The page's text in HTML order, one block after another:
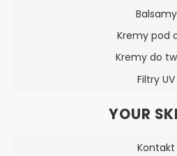
Balsamy
Kremy pod
Kremy do
Filtry UV
YOUR
Kontakt